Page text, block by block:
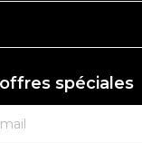
spéciales